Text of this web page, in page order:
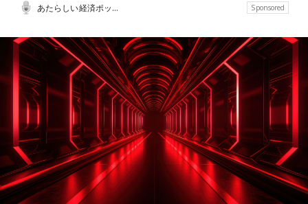
あたらしい経済ポッドキャスト Sponsored